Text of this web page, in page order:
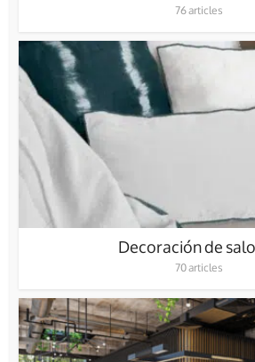
76 articles
Decoración de
70 articles